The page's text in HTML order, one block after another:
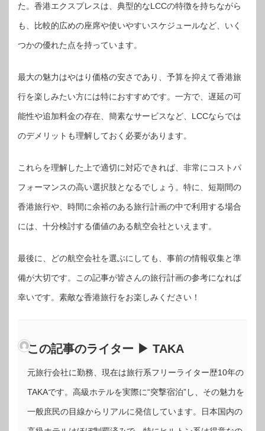
た。香港エクスプレスは、典型的なLCCの特徴を持ちながら
も、比較的広めの座席や使いやすいスケジュールなど、いく
つかの優れた点を持っています。
最大の魅力はやはり価格の安さであり、予算を抑えて香港旅
行を楽しみたい方には特におすすめです。一方で、遅延の可
能性や追加料金の存在、簡素なサービスなど、LCCならでは
のデメリットも理解しておく必要があります。
これらを理解した上で適切に対応できれば、非常にコストパ
フォーマンスの高い選択肢となるでしょう。特に、短期間の
香港旅行や、時間に余裕のある旅行計画の中で利用する場合
には、十分検討する価値のある航空会社といえます。
最後に、どの航空会社を選ぶにしても、事前の情報収集と準
備が大切です。この記事が皆さんの旅行計画の参考になれば
幸いです。素敵な香港旅行をお楽しみください！
この記事のライター ▶ TAKA
元旅行会社に勤務、現在は旅行系フリーライター歴10年の
TAKAです。高級ホテルを実際に“突撃宿泊”し、その魅力を
一般庶民の目線からリアルに発信しています。日本国内の